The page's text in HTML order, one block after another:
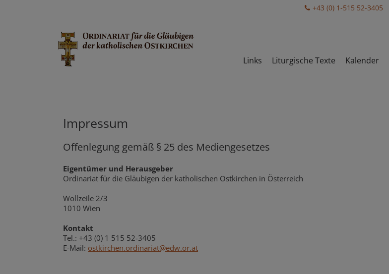
+43 (0) 1-515 52-3405
Links Liturgische Texte Kalender
Impressum
Offenlegung gemäß § 25 des Mediengesetzes
Eigentümer und Herausgeber
Ordinariat für die Gläubigen der katholischen Ostkirchen in Österreich
Wollzeile 2/3
1010 Wien
Kontakt
Tel.: +43 (0) 1 515 52-3405
E-Mail: ostkirchen.ordinariat@edw.or.at